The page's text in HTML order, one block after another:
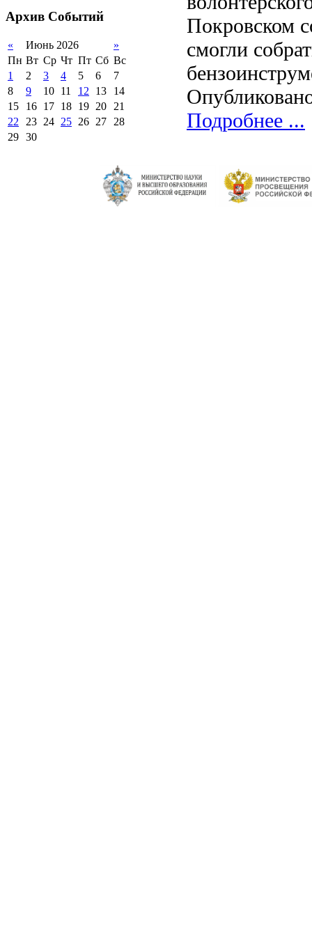
Международное
сотрудничество
Организация питания в
образовательной
организации
2011-2012 уч.год
Архив Событий
« Июнь 2026
»
Пн Вт Ср Чт Пт Сб Вс
1
2 3 4 5 6
7
8
9 10 11 12 13
14
15
16 17 18 19 20 21
22 23 24 25 26 27 28
29 30
Покровском
смогли
Подробнее ...